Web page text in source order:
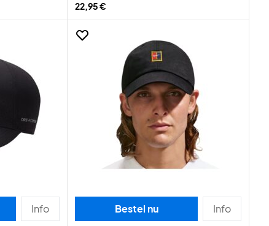
22,95 €
Info Bestel nu Info